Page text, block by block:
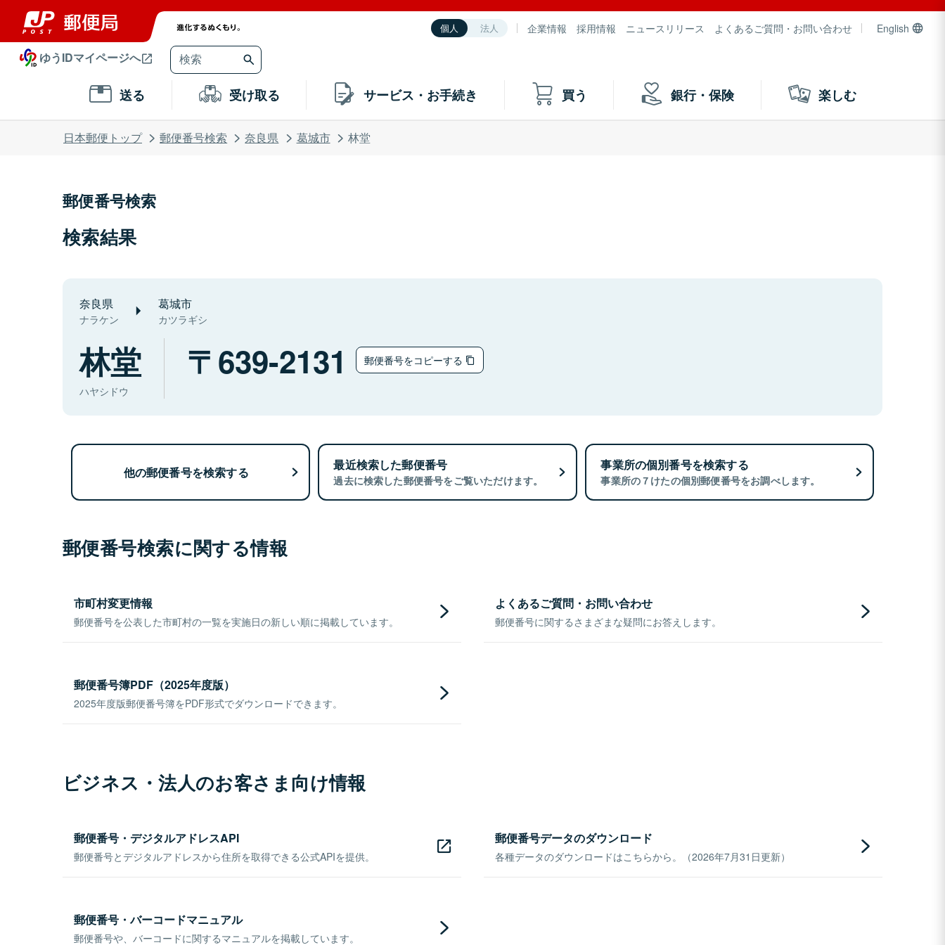
個人 法人 企業情報 採用情報 ニュースリリース よくあるご質問・お問い合わせ English
ゆうIDマイページへ
送る 受け取る サービス・お手続き 買う 銀行・保険 楽しむ
日本郵便トップ 郵便番号検索 奈良県 葛城市 林堂
郵便番号検索
検索結果
奈良県
ナラケン
葛城市
カツラギシ
林堂
ハヤシドウ
639-2131 郵便番号をコピーする
他の郵便番号を検索する 最近検索した郵便番号
過去に検索した郵便番号をご覧いただけます。
事業所の個別番号を検索する
事業所の７けたの個別郵便番号をお調べします。
郵便番号検索に関する情報
市町村変更情報
郵便番号を公表した市町村の一覧を実施日の新しい順に掲載しています。
よくあるご質問・お問い合わせ
郵便番号に関するさまざまな疑問にお答えします。
郵便番号簿PDF（2025年度版）
2025年度版郵便番号簿をPDF形式でダウンロードできます。
ビジネス・法人のお客さま向け情報
郵便番号・デジタルアドレスAPI
郵便番号とデジタルアドレスから住所を取得できる公式APIを提供。
郵便番号データのダウンロード
各種データのダウンロードはこちらから。（2026年7月31日更新）
郵便番号・バーコードマニュアル
郵便番号や、バーコードに関するマニュアルを掲載しています。